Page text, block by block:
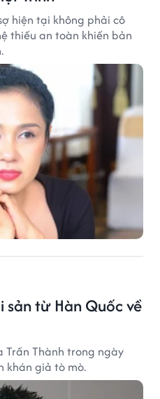
hiện tại không phải cô
thiếu an toàn khiến bản
sản từ Hàn Quốc về
Trấn Thành trong ngày
khán giả tò mò.